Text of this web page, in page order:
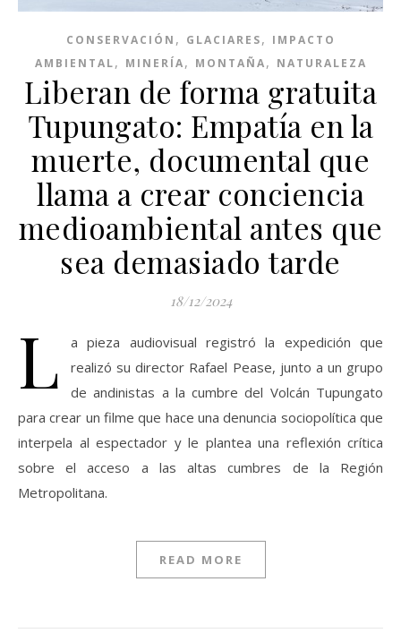
CONSERVACIÓN , GLACIARES, IMPACTO
AMBIENTAL, MINERÍA, MONTAÑA, NATURALEZA
Liberan de forma gratuita
Tupungato: Empatía en la
muerte, documental que
llama a crear conciencia
medioambiental antes que
sea demasiado tarde
18/12/2024
L
a pieza audiovisual registró la expedición que
realizó su director Rafael Pease, junto a un grupo
de andinistas a la cumbre del Volcán Tupungato
para crear un filme que hace una denuncia sociopolítica que
interpela al espectador y le plantea una reflexión crítica
sobre el acceso a las altas cumbres de la Región
Metropolitana.
READ MORE